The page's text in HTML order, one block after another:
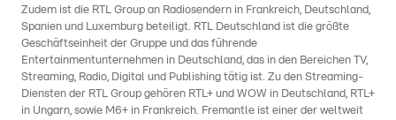
Zudem ist die RTL Group an Radiosendern in Frankreich, Deutschland,
Spanien und Luxemburg beteiligt. RTL Deutschland ist die größte
Geschäftseinheit der Gruppe und das führende
Entertainmentunternehmen in Deutschland, das in den Bereichen TV,
Streaming, Radio, Digital und Publishing tätig ist. Zu den Streaming-
Diensten der RTL Group gehören RTL+ und WOW in Deutschland, RTL+
in Ungarn, sowie M6+ in Frankreich. Fremantle ist einer der weltweit